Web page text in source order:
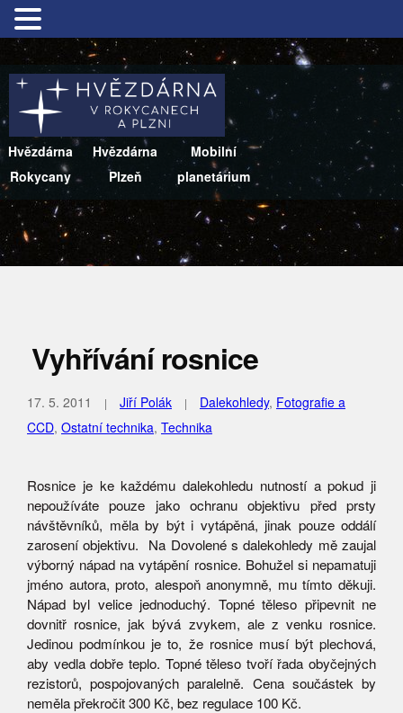
Hvězdárna
Rokycany
Hvězdárna
Plzeň
Mobilní
planetárium
Vyhřívání rosnice
17. 5. 2011 Jiří Polák Dalekohledy, Fotografie a
CCD, Ostatní technika, Technika
Rosnice je ke každému dalekohledu nutností a pokud ji
nepoužíváte pouze jako ochranu objektivu před prsty
návštěvníků, měla by být i vytápěná, jinak pouze oddálí
zarosení objektivu. Na Dovolené s dalekohledy mě zaujal
výborný nápad na vytápění rosnice. Bohužel si nepamatuji
jméno autora, proto, alespoň anonymně, mu tímto děkuji.
Nápad byl velice jednoduchý. Topné těleso připevnit ne
dovnitř rosnice, jak bývá zvykem, ale z venku rosnice.
Jedinou podmínkou je to, že rosnice musí být plechová,
aby vedla dobře teplo. Topné těleso tvoří řada obyčejných
rezistorů, pospojovaných paralelně. Cena součástek by
neměla překročit 300 Kč, bez regulace 100 Kč.